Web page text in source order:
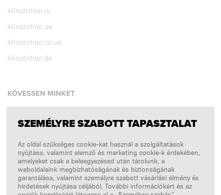
Allnutrition.ro
Allnutrition.ua
Allnutrition.co.uk
Allnutrition.de
KÖVESSEN MINKET
Facebook
Instagram
Copyright © 2026SFD S. A.
SZEMÉLYRE SZABOTT TAPASZTALAT
Az oldal szükséges cookie-kat használ a szolgáltatások
nyújtása, valamint elemző és marketing cookie-k érdekében,
amelyeket csak a beleegyezésed után tárolunk, a
weboldalaink megbízhatóságának és biztonságának
garantálása, valamint személyre szabott vásárlási élmény és
hirdetések nyújtása céljából. További információkért és az